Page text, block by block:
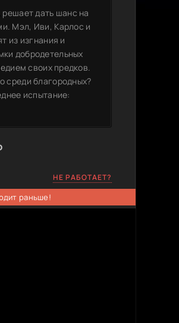
дать шанс на
Мэл, Иви, Карлос и
из изгнания и
добродетельных
своих предков.
среди благородных?
испытание:
НЕ РАБОТАЕТ?
раньше!